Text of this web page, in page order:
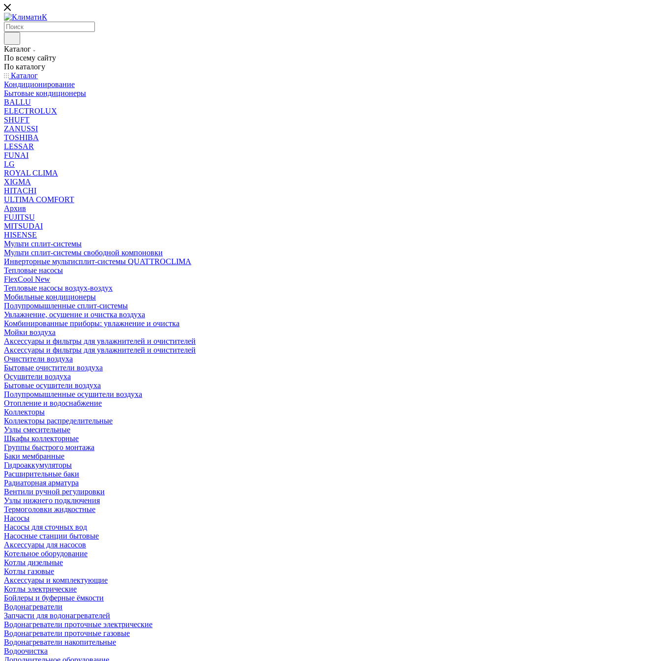
Каталог
По всему сайту
По каталогу
Каталог
Кондиционирование
Бытовые кондиционеры
BALLU
ELECTROLUX
SHUFT
ZANUSSI
TOSHIBA
LESSAR
FUNAI
LG
ROYAL CLIMA
XIGMA
HITACHI
ULTIMA COMFORT
Архив
FUJITSU
MITSUDAI
HISENSE
Мульти сплит-системы
Мульти сплит-системы свободной компоновки
Инверторные мультисплит-системы QUATTROCLIMA
Тепловые насосы
FlexCool New
Тепловые насосы воздух-воздух
Мобильные кондиционеры
Полупромышленные сплит-системы
Увлажнение, осушение и очистка воздуха
Комбинированные приборы: увлажнение и очистка
Мойки воздуха
Аксессуары и фильтры для увлажнителей и очистителей
Аксессуары и фильтры для увлажнителей и очистителей
Очистители воздуха
Бытовые очистители воздуха
Осушители воздуха
Бытовые осушители воздуха
Полупромышленные осушители воздуха
Отопление и водоснабжение
Коллекторы
Коллекторы распределительные
Узлы смесительные
Шкафы коллекторные
Группы быстрого монтажа
Баки мембранные
Гидроаккумуляторы
Расширительные баки
Радиаторная арматура
Вентили ручной регулировки
Узлы нижнего подключения
Термоголовки жидкостные
Насосы
Насосы для сточных вод
Насосные станции бытовые
Аксессуары для насосов
Котельное оборудование
Котлы дизельные
Котлы газовые
Аксессуары и комплектующие
Котлы электрические
Бойлеры и буферные ёмкости
Водонагреватели
Запчасти для водонагревателей
Водонагреватели проточные электрические
Водонагреватели проточные газовые
Водонагреватели накопительные
Водоочистка